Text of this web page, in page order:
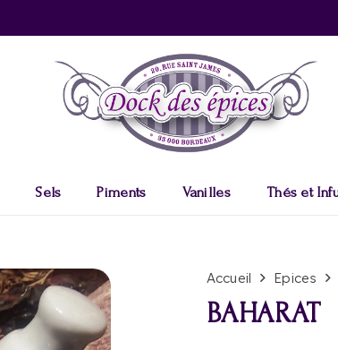
Sels Piments Vanilles Thés et
Accueil Epices
BAHARAT